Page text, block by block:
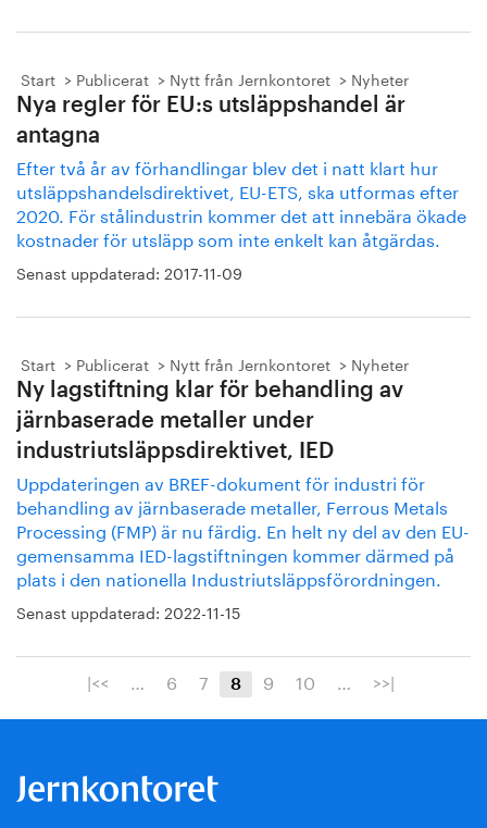
Start Publicerat Nytt från Jernkontoret Nyheter
Nya regler för EU:s utsläppshandel är
antagna
Efter två år av förhandlingar blev det i natt klart hur
utsläppshandelsdirektivet, EU-ETS, ska utformas efter
2020. För stålindustrin kommer det att innebära ökade
kostnader för utsläpp som inte enkelt kan åtgärdas.
Senast uppdaterad: 2017-11-09
Start Publicerat Nytt från Jernkontoret Nyheter
Ny lagstiftning klar för behandling av
järnbaserade metaller under
industriutsläppsdirektivet, IED
Uppdateringen av BREF-dokument för industri för
behandling av järnbaserade metaller, Ferrous Metals
Processing (FMP) är nu färdig. En helt ny del av den EU-
gemensamma IED-lagstiftningen kommer därmed på
plats i den nationella Industriutsläppsförordningen.
Senast uppdaterad: 2022-11-15
|<< … 6 7 8 9 10 … >>|